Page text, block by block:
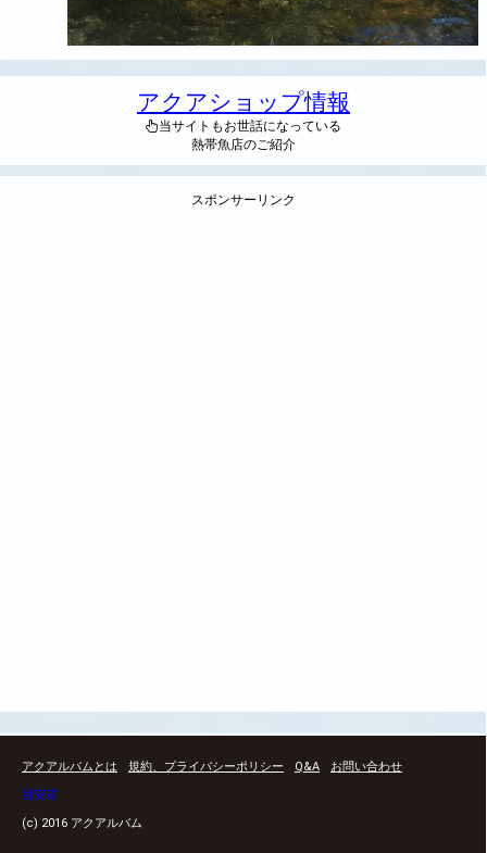
アクアショップ情報
当サイトもお世話になっている
熱帯魚店のご紹介
スポンサーリンク
アクアルバムとは 規約、プライバシーポリシー Q&A
お問い合わせ
目安箱
(c) 2016 アクアルバム